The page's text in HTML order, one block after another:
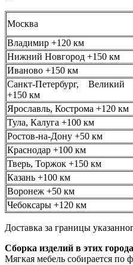
Москва
Владимир +120 км
Нижний Новгород +150 км
Иваново +150 км
Санкт-Петербург,
+150 км
Ярославль, Кострома +120 км
Тула, Калуга +100 км
Ростов-на-Дону +50 км
Краснодар +100 км
Тверь, Торжок +150 км
Казань +100 км
Воронеж +50 км
Чебоксары +120 км
Доставка за границы
Сборка изделий в этих
Мягкая мебель собирается по